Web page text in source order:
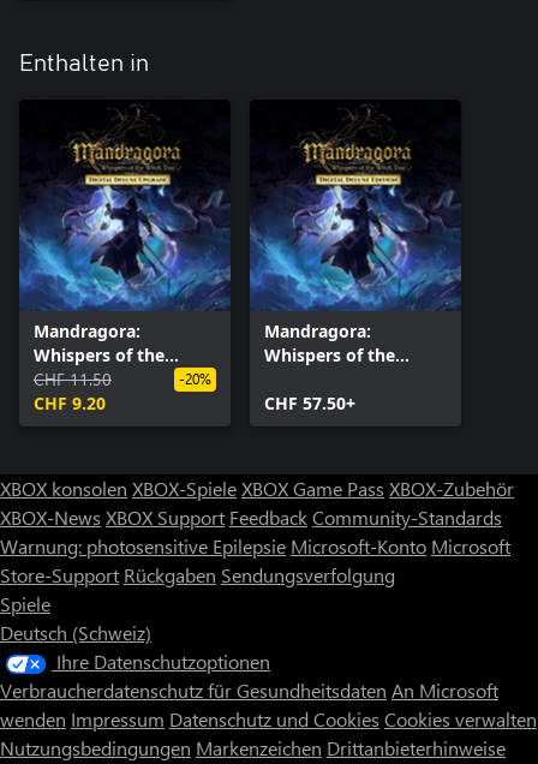
Enthalten in
Mandragora:
Whispers of the
Witch Tree –
Aufwertung auf die
Deluxe Edition
CHF 11.50
CHF 9.20
-20%
Mandragora:
Whispers of the
Edition
CHF 57.50+
XBOX konsolen XBOX-SpieleXBOX Game Pass XBOX-Zubehör
XBOX-News XBOX Support FeedbackCommunity-Standards
Warnung: photosensitive Epilepsie Microsoft-Konto Microsoft
Store-Support Rückgaben Sendungsverfolgung
Spiele
Deutsch (Schweiz)
Ihre Datenschutzoptionen
Verbraucherdatenschutz für Gesundheitsdaten An Microsoft
wenden Impressum Datenschutz und Cookies Cookies verwalten
Nutzungsbedingungen Markenzeichen Drittanbieterhinweise